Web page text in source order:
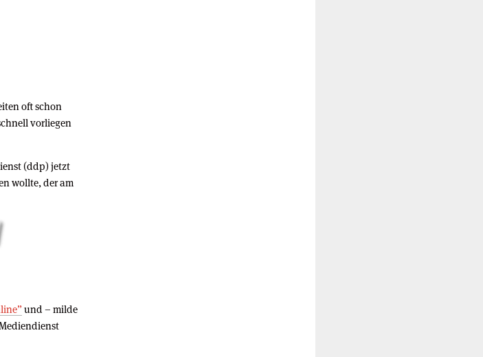
oft schon
vorliegen
(ddp) jetzt
wollte, der am
und – milde